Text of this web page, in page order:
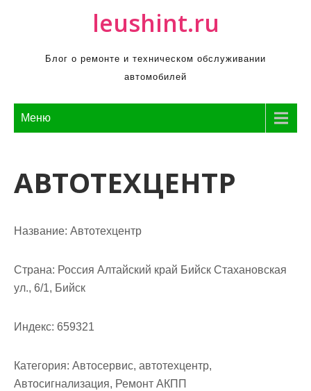
leushint.ru
Блог о ремонте и техническом обслуживании
автомобилей
Меню
АВТОТЕХЦЕНТР
Название: Автотехцентр
Страна: Россия Алтайский край Бийск Стахановская
ул., 6/1, Бийск
Индекс: 659321
Категория: Автосервис, автотехцентр,
Автосигнализация, Ремонт АКПП